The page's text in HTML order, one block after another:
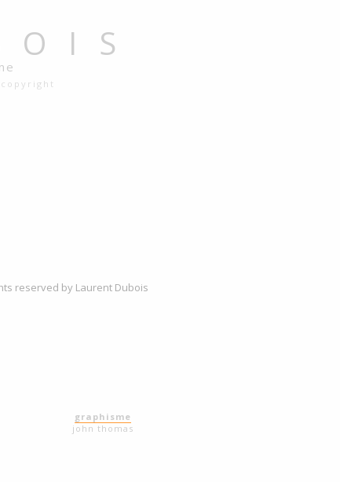
copyright
reserved by Laurent Dubois
graphisme
john thomas